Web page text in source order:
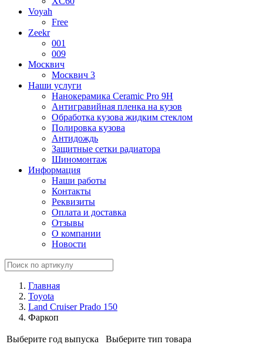
Voyah
Free
Zeekr
001
009
Москвич
Москвич 3
Наши услуги
Нанокерамика Ceramic Pro 9H
Антигравийная пленка на кузов
Обработка кузова жидким стеклом
Полировка кузова
Антидождь
Защитные сетки радиатора
Шиномонтаж
Информация
Наши работы
Контакты
Реквизиты
Оплата и доставка
Отзывы
О компании
Новости
Главная
Toyota
Land Cruiser Prado 150
Фаркоп
Выберите год выпуска Выберите тип товара